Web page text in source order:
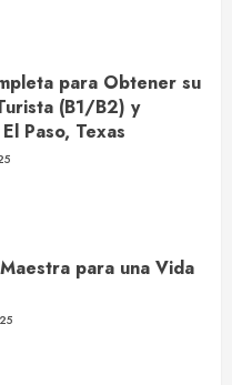
para Obtener su
(B1/B2) y
Paso, Texas
para una Vida